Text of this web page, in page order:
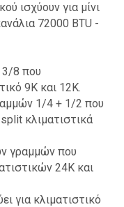
ισχύουν για μίνι
72000 BTU -
3/8 που
9Κ και 12Κ.
1/4 + 1/2 που
κλιματιστικά
γραμμών που
24Κ και
για κλιματιστικό